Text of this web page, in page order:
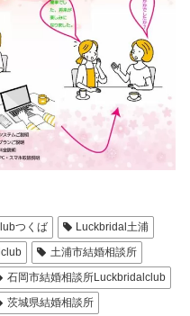
つくば
Luckbridal土浦
土浦市結婚相談所
石岡市結婚相談所Luckbridalclub
茨城県結婚相談所